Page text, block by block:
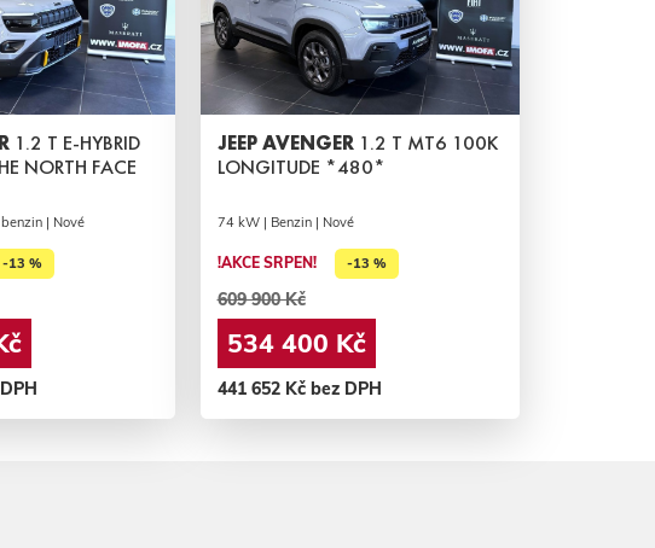
1.2 T E-HYBRID
NORTH FACE
| Nové
-13 %
JEEP AVENGER 1.2 T MT6 100K
LONGITUDE *480*
74 kW | Benzin | Nové
!AKCE SRPEN! -13 %
609 900 Kč
534 400 Kč
441 652 Kč bez DPH